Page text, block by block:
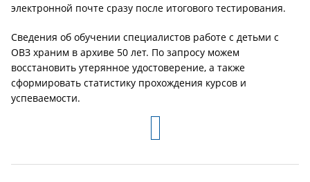
электронной почте сразу после итогового тестирования.
Сведения об обучении специалистов работе с детьми с
ОВЗ храним в архиве 50 лет. По запросу можем
восстановить утерянное удостоверение, а также
сформировать статистику прохождения курсов и
успеваемости.